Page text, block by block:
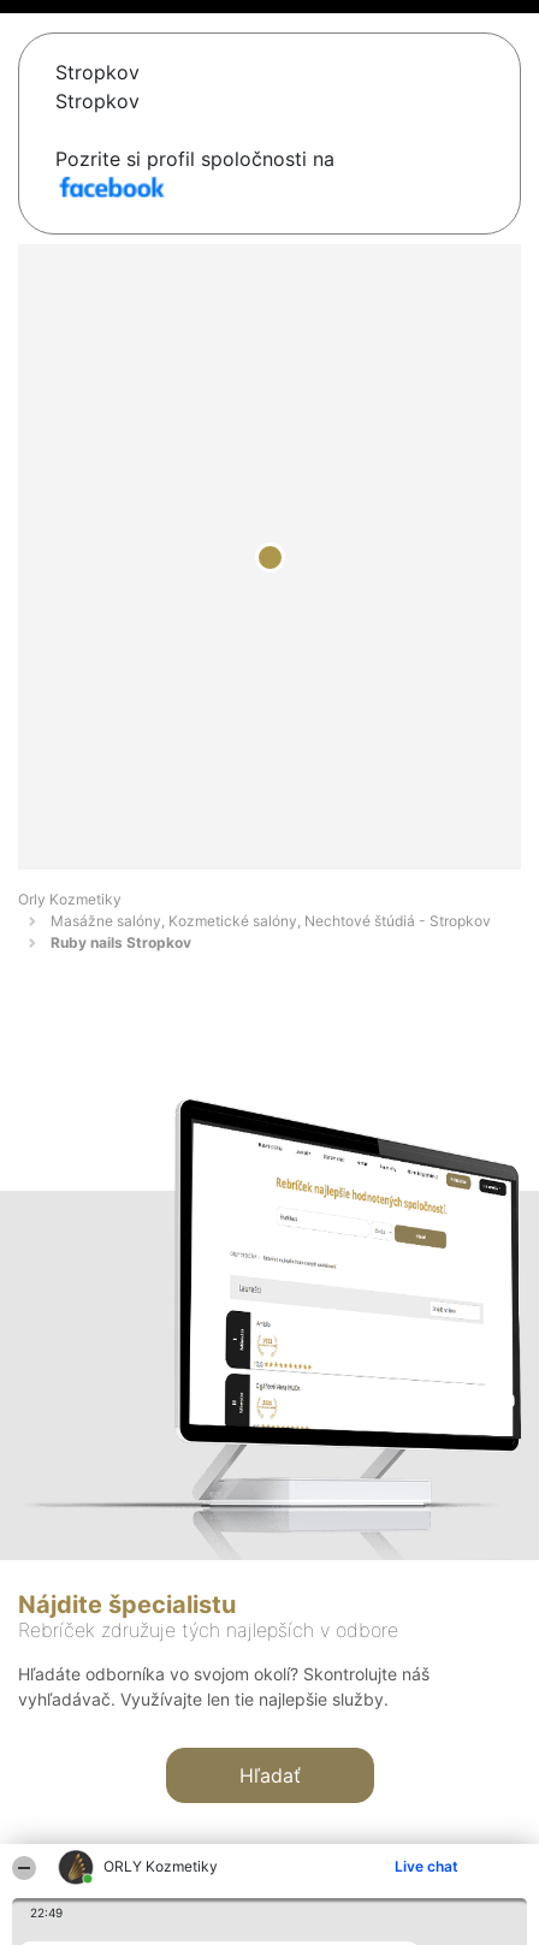
ORLY Kozmetiky Live chat
22:49
Stropkov
Stropkov
Pozrite si profil spoločnosti na
Orly Kozmetiky
Masážne salóny, Kozmetické salóny, Nechtové štúdiá - Stropkov
Ruby nails Stropkov
Nájdite špecialistu
Rebríček združuje tých najlepších v odbore
Hľadáte odborníka vo svojom okolí? Skontrolujte náš
vyhľadávač. Využívajte len tie najlepšie služby.
Hľadať